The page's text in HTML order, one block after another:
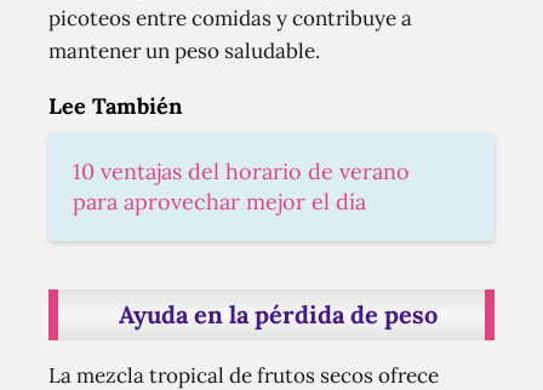
picoteos entre comidas y contribuye a
mantener un peso saludable.
Lee También
10 ventajas del horario de verano
para aprovechar mejor el día
Ayuda en la pérdida de peso
La mezcla tropical de frutos secos ofrece